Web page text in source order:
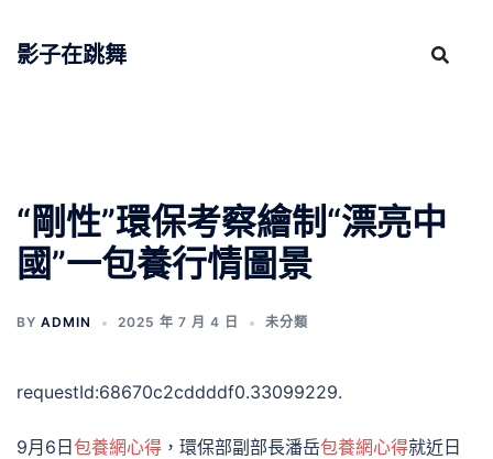
影子在跳舞
“剛性”環保考察繪制“漂亮中
國”一包養行情圖景
BY ADMIN 2025 年 7 月 4 日 未分類
requestId:68670c2cddddf0.33099229.
9月6日 包養網心得 ，環保部副部長潘岳包養網心得就近日